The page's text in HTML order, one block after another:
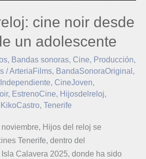
cine noir desde
un adolescente
, Bandas sonoras, Cine, Producción,
/ArteriaFilms, BandaSonoraOriginal ,
, CineJoven,
, EstrenoCine, Hijosdelreloj,
KikoCastro, Tenerife
Hijos del reloj se
Tenerife, dentro del
Calavera 2025, donde ha sido